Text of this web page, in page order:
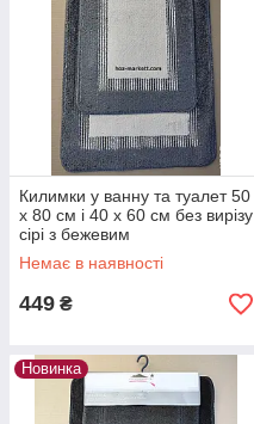
Килимки у ванну та туалет 50
х 80 см і 40 х 60 см без вирізу
сірі з бежевим
Немає в наявності
449 ₴
Новинка